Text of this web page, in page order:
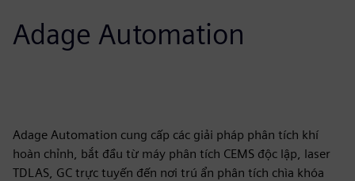
Adage Automation
Adage Automation cung cấp các giải pháp phân tích khí
hoàn chỉnh, bắt đầu từ máy phân tích CEMS độc lập, laser
TDLAS, GC trực tuyến đến nơi trú ẩn phân tích chìa khóa